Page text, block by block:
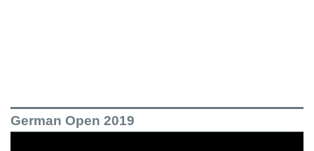
German Open 2019